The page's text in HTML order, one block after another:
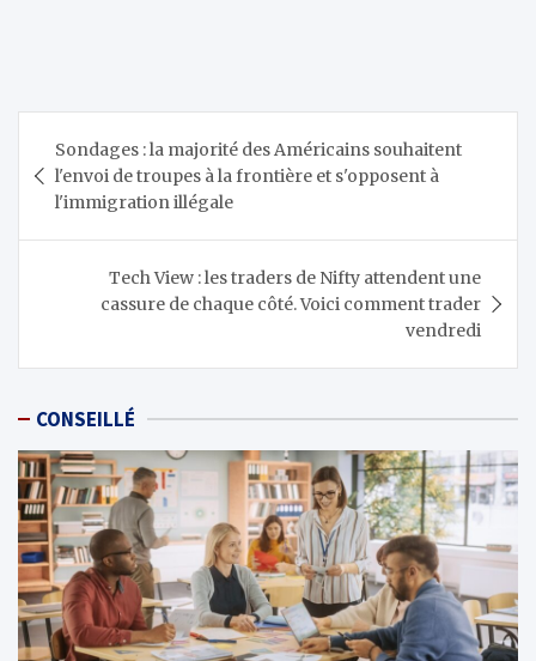
de
l’article
Sondages : la majorité des Américains souhaitent
l'envoi de troupes à la frontière et s'opposent à
l'immigration illégale
Tech View : les traders de Nifty attendent une
cassure de chaque côté. Voici comment trader
vendredi
CONSEILLÉ